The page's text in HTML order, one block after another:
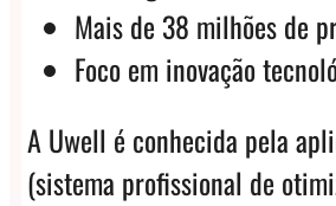
Mais de 38 milhões de
Foco em inovação
A Uwell é conhecida pela
(sistema profissional de